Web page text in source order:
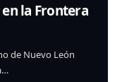
la Frontera
de Nuevo León